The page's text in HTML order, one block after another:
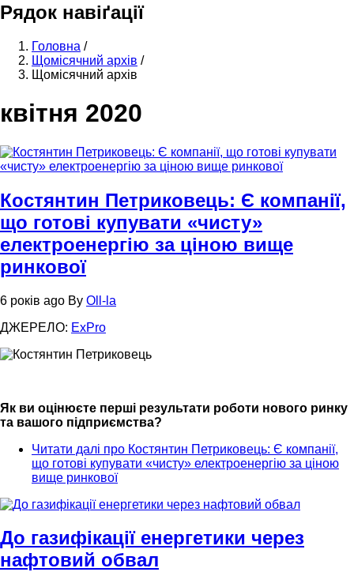
Рядок навіґації
Головна /
Щомісячний архів /
Щомісячний архів
квітня 2020
Костянтин Петриковець: Є компанії,
що готові купувати «чисту»
електроенергію за ціною вище
ринкової
6 років ago By Oll-la
ДЖЕРЕЛО: ExPro
Як ви оцінюєте перші результати роботи нового ринку
та вашого підприємства?
Читати далі про Костянтин Петриковець: Є компанії,
що готові купувати «чисту» електроенергію за ціною
вище ринкової
До газифікації енергетики через
нафтовий обвал